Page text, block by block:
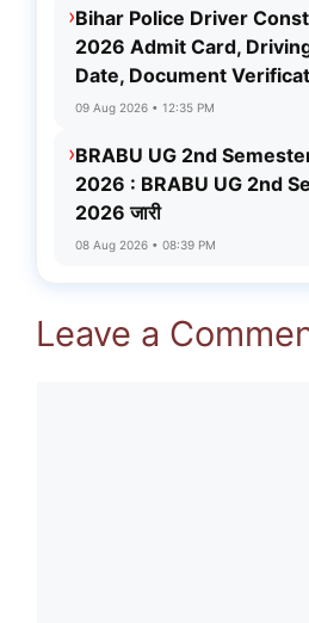
›Bihar Police Driver
2026 Admit Card,
Date, Document
09 Aug 2026 • 12:35 PM
›BRABU UG 2nd
2026 : BRABU UG 2nd
2026 जारी
08 Aug 2026 • 08:39 PM
Leave a